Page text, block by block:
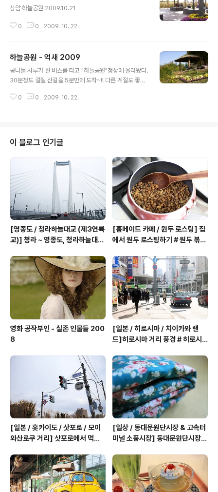
상암 하늘공원 2009.10.21
0 0 2009. 10. 22.
하늘공원 - 억새 2009
콩나물 시루가 된 버스를 타고 "하늘공원"정상에 올라왔다.
30분정도 걸릴 산길을 5분만에 도착~!! 다른 계절도 좋지
카메라에 담고 싶었는데, 너무 늦었네... 내년을 기약해 본
0 0 2009. 10. 22.
이 블로그 인기글
[영종도 / 청라하늘대교 (제3연륙
교)] 청라 ~ 영종도, 청라하늘대교
에서 가장 높은 해상 교량 전망대,
기네스북 # 청라하늘대교 2026
[홈메이드 카페 / 원두 로스팅] 집
에서 원두 로스팅하기 # 원두 볶기
에티오피아 원두 # 그린콩 2016
영화 공작부인 - 실존 인물들 200
8
[일본 / 히로시마 / 치이카와 랜
드]히로시마 거리 풍경 # 히로시
잇푸도 - 라멘 # 파르코백화점 -
치이카와 랜드 # 혼도리거리 # 히
로시마현립미술관 # 슈케이엔 20
25
[일본 / 홋카이도 / 삿포로 / 모이
와산로쿠 거리] 삿포로에서 먹는
리 # 삿포로 후시미이나리 신사 2
024
[일상 / 동대문원단시장 & 고속터
미널 소품시장] 동대문원단시장
(꽃시장) 2019